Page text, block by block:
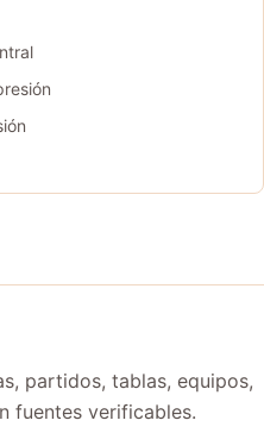
partidos, tablas, equipos,
fuentes verificables.